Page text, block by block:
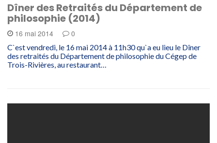
Dîner des Retraités du Département de
philosophie (2014)
16 mai 2014 0
C`est vendredi, le 16 mai 2014 à 11h30 qu`a eu lieu le Dîner
des retraités du Département de philosophie du Cégep de
Trois-Rivières, au restaurant…